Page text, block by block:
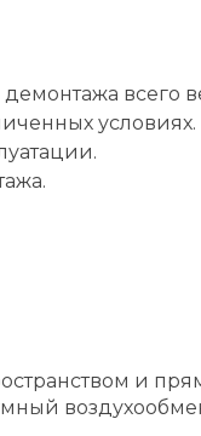
всего
условиях.
и